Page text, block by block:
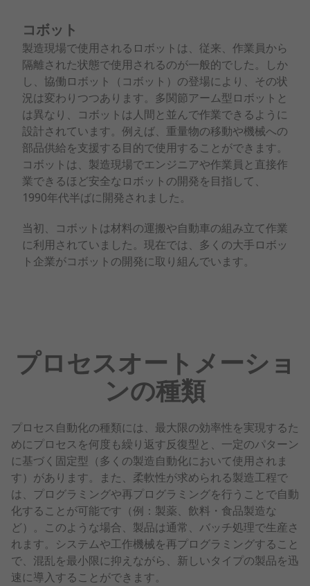
コボット
製造現場で使用されるロボットは、従来、作業員から
隔離された状態で使用されるのが一般的でした。しか
し、協働ロボット（コボット）の登場により、その状
況は変わりつつあります。多関節アーム型ロボットと
は異なり、コボットは人間と並んで作業できるように
設計されています。例えば、重量物の移動や機械への
部品供給を支援する目的で使用することができます。
コボットは、製造現場でエンジニアや作業員と直接作
業できるほど安全なロボットの開発を目指して、
1990年代半ばに開発されました。
当初、コボットは材料の運搬や自動車の組み立て作業
に利用されていました。現在では、多くの大手ロボッ
ト企業がコボットの開発に取り組んでいます。
プロセスオートメーショ
ンの種類
プロセス自動化の種類には、最大限の効率性を実現するた
めにプロセスを何度も繰り返す反復型と、一定のパターン
に基づく固定型（多くの製造自動化において使用されま
す）があります。また、柔軟性が求められる製造工程で
は、プログラミングや再プログラミングを行うことで自動
化することが可能です（例：製薬、飲料・食品製造な
ど）。このような場合、製品は通常、バッチ処理で生産さ
れます。システムや工作機械を再プログラミングすること
で、混乱を最小限に抑えながら、新しいタイプの製品を迅
速に導入することができます。